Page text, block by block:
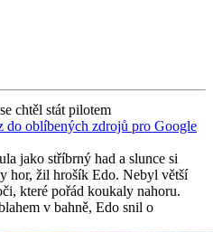
chtěl stát pilotem
do oblíbených zdrojů pro Google
jako stříbrný had a slunce si
hor, žil hrošík Edo. Nebyl větší
které pořád koukaly nahoru.
v bahně, Edo snil o